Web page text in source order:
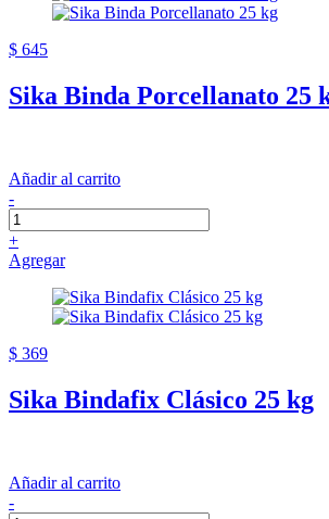
$ 645
Sika Binda Porcellanato 25
Añadir al carrito
-
+
Agregar
$ 369
Sika Bindafix Clásico 25 kg
Añadir al carrito
-